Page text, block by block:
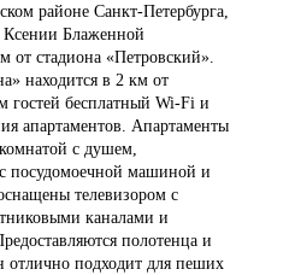
районе Санкт-Петербурга,
Блаженной
от стадиона «Петровский».
находится в 2 км от
гостей бесплатный Wi-Fi и
апартаментов. Апартаменты
с душем,
посудомоечной машиной и
телевизором с
каналами и
полотенца и
отлично подходит для пеших